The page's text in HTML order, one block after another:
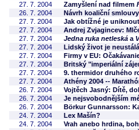
27. 7. 2004
Zamyšlení nad filmem
26. 7. 2004
Návrh koaliční smlouvy
27. 7. 2004
Jak obtížné je
27. 7. 2004
Andrej Zvjagincev:
27. 7. 2004
Jedna ruka netleská a
27. 7. 2004
Lidský život je
27. 7. 2004
Firmy v EU:
27. 7. 2004
Britský "imperiální
27. 7. 2004
9. thermidor druhého
27. 7. 2004
Athény 2004 --
26. 7. 2004
Vojtěch Jasný: Dítě,
26. 7. 2004
Je nejsvobodnějším
26. 7. 2004
Börkur Gunnarsson:
24. 7. 2004
Lex Mašín?
24. 7. 2004
Vrah anebo hrdina,